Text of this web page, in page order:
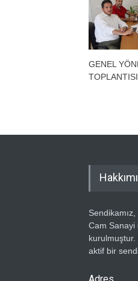
GENEL
Cam Sanayi
kurulmuştur.
aktif bir